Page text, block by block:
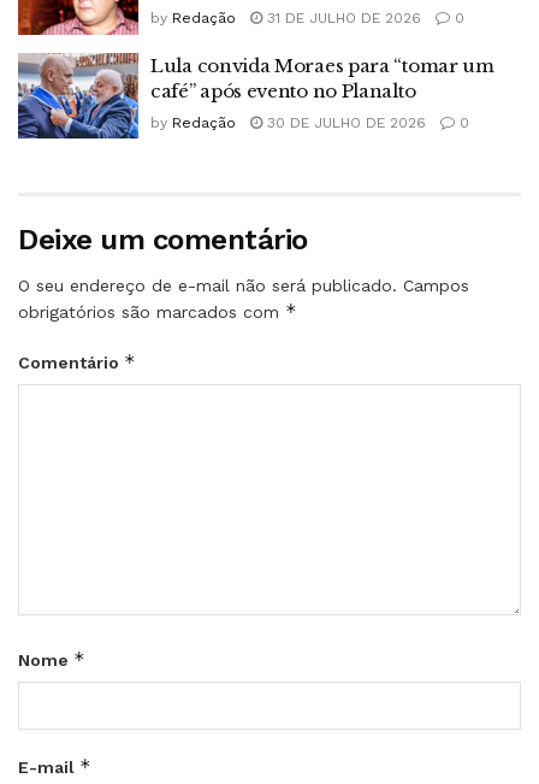
by Redação 31 DE JULHO DE 2026 0
Lula convida Moraes para “tomar um
café” após evento no Planalto
by Redação 30 DE JULHO DE 2026 0
Deixe um comentário
O seu endereço de e-mail não será publicado. Campos
obrigatórios são marcados com *
Comentário *
Nome *
E-mail *